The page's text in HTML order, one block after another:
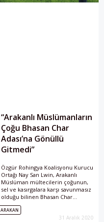
“Arakanlı Müslümanların
Çoğu Bhasan Char
Adası’na Gönüllü
Gitmedi”
Özgür Rohingya Koalisyonu Kurucu
Ortağı Nay San Lwin, Arakanlı
Müslüman mültecilerin çoğunun,
sel ve kasırgalara karşı savunmasız
olduğu bilinen Bhasan Char
Adası'na gönüllü gitmediğini
belirtti.
ARAKAN
31 Aralık 2020